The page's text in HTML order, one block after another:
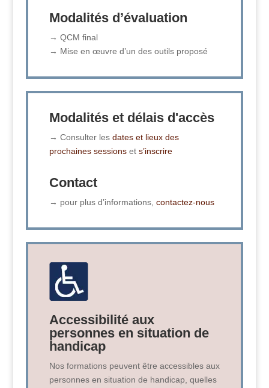
Modalités d’évaluation
→ QCM final
→ Mise en œuvre d’un des outils proposé
Modalités et délais d'accès
→ Consulter les dates et lieux des
prochaines sessionset s’inscrire
Contact
→ pour plus d’informations, contactez-nous
Accessibilité aux
personnes en situation de
handicap
Nos formations peuvent être accessibles aux
personnes en situation de handicap, quelles